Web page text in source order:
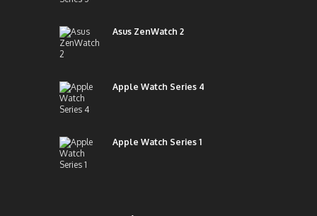
Asus ZenWatch 2
Apple Watch Series 4
Apple Watch Series 1